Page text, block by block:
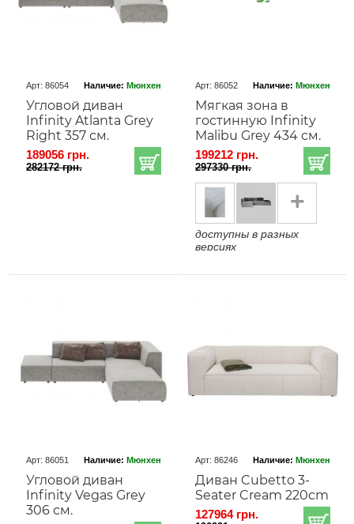
Арт: 86054 Наличие: Мюнхен
Угловой диван
Infinity Atlanta Grey
Right 357 см.
189056 грн.
282172 грн.
Арт: 86052 Наличие: Мюнхен
Мягкая зона в
гостинную Infinity
Malibu Grey 434 см.
199212 грн.
297330 грн.
+
доступны в разных
версиях
Арт: 86051 Наличие: Мюнхен
Угловой диван
Infinity Vegas Grey
306 см.
Арт: 86246 Наличие: Мюнхен
Диван Cubetto 3-
Seater Cream 220cm
127964 грн.